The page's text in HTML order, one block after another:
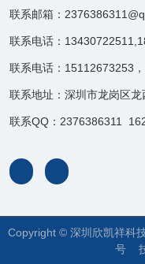
联系邮箱：
联系电话：
联系电话：15112673253
联系地址：深圳市龙岗区
联系QQ：2376386311
Copyright © 深圳欣凯祥
号